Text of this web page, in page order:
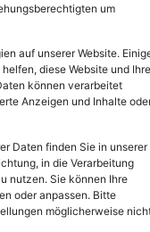
um
auf unserer Website.
diese Website und Ihre
können verarbeitet
Anzeigen und Inhalte
Daten finden Sie in unserer
in die Verarbeitung
nutzen. Sie können Ihre
oder anpassen. Bitte
möglicherweise
reserved.
neuwied.de